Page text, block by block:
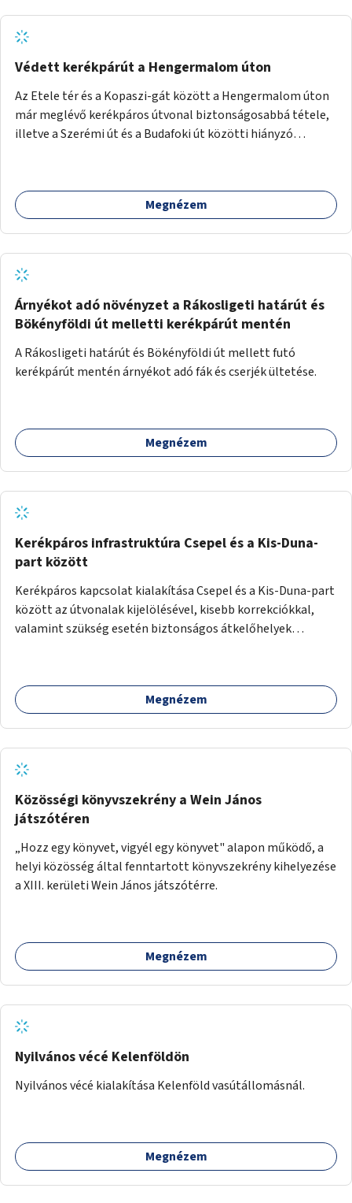
Védett kerékpárút a Hengermalom úton
Az Etele tér és a Kopaszi-gát között a Hengermalom úton
már meglévő kerékpáros útvonal biztonságosabbá tétele,
illetve a Szerémi út és a Budafoki út közötti hiányzó
iskolákhoz, kulturális intézményekhez és a Kopaszi-gáthoz
biztosítana elérést.
Megnézem
Árnyékot adó növényzet a Rákosligeti határút és
Bökényföldi út melletti kerékpárút mentén
A Rákosligeti határút és Bökényföldi út mellett futó
kerékpárút mentén árnyékot adó fák és cserjék ültetése.
Megnézem
Kerékpáros infrastruktúra Csepel és a Kis-Duna-
part között
Kerékpáros kapcsolat kialakítása Csepel és a Kis-Duna-part
között az útvonalak kijelölésével, kisebb korrekciókkal,
valamint szükség esetén biztonságos átkelőhelyek
Megnézem
Közösségi könyvszekrény a Wein János
játszótéren
„Hozz egy könyvet, vigyél egy könyvet" alapon működő, a
helyi közösség által fenntartott könyvszekrény kihelyezése
a XIII. kerületi Wein János játszótérre.
Megnézem
Nyilvános vécé Kelenföldön
Nyilvános vécé kialakítása Kelenföld vasútállomásnál.
Megnézem